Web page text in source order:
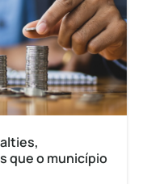
que o município